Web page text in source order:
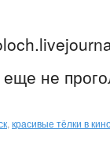
еще не
красивые тёлки в